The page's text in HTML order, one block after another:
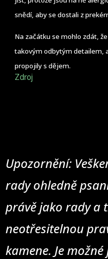
snědí, aby se dostali z
Na začátku se mohlo zdát,
takovým odbytým detailem,
propojily s dějem.
Zdroj
Upozornění:
rady ohledně
právě jako rady a
neotřesitelnou
kamene. Je